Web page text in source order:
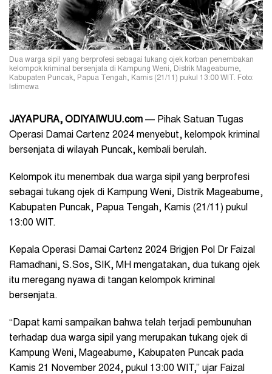
Dua warga sipil yang berprofesi sebagai tukang ojek korban penembakan
kelompok kriminal bersenjata di Kampung Weni, Distrik Mageabume,
Kabupaten Puncak, Papua Tengah, Kamis (21/11) pukul 13:00 WIT. Foto:
Istimewa
JAYAPURA, ODIYAIWUU.com — Pihak Satuan Tugas
Operasi Damai Cartenz 2024 menyebut, kelompok kriminal
bersenjata di wilayah Puncak, kembali berulah.
Kelompok itu menembak dua warga sipil yang berprofesi
sebagai tukang ojek di Kampung Weni, Distrik Mageabume,
Kabupaten Puncak, Papua Tengah, Kamis (21/11) pukul
13:00 WIT.
Kepala Operasi Damai Cartenz 2024 Brigjen Pol Dr Faizal
Ramadhani, S.Sos, SIK, MH mengatakan, dua tukang ojek
itu meregang nyawa di tangan kelompok kriminal
bersenjata.
“Dapat kami sampaikan bahwa telah terjadi pembunuhan
terhadap dua warga sipil yang merupakan tukang ojek di
Kampung Weni, Mageabume, Kabupaten Puncak pada
Kamis 21 November 2024, pukul 13:00 WIT,” ujar Faizal